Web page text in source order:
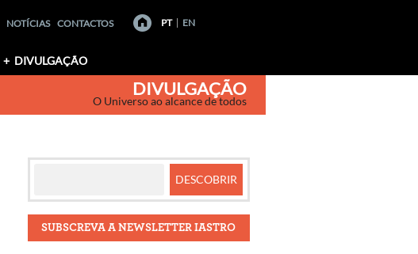
NOTÍCIAS CONTACTOS PT EN
DIVULGAÇÃO
DIVULGAÇÃO
O Universo ao alcance de todos
SUBSCREVA A NEWSLETTER IASTRO